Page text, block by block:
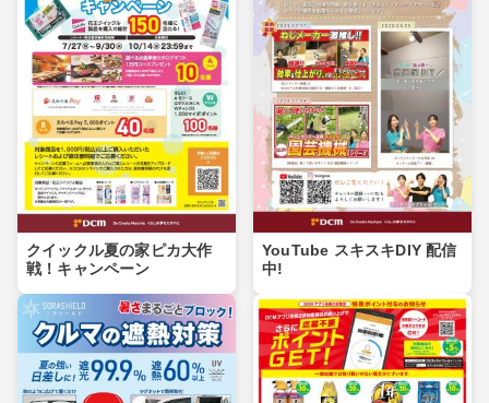
クイックル夏の家ピカ大作
戦！キャンペーン
YouTube スキスキDIY 配信
中!